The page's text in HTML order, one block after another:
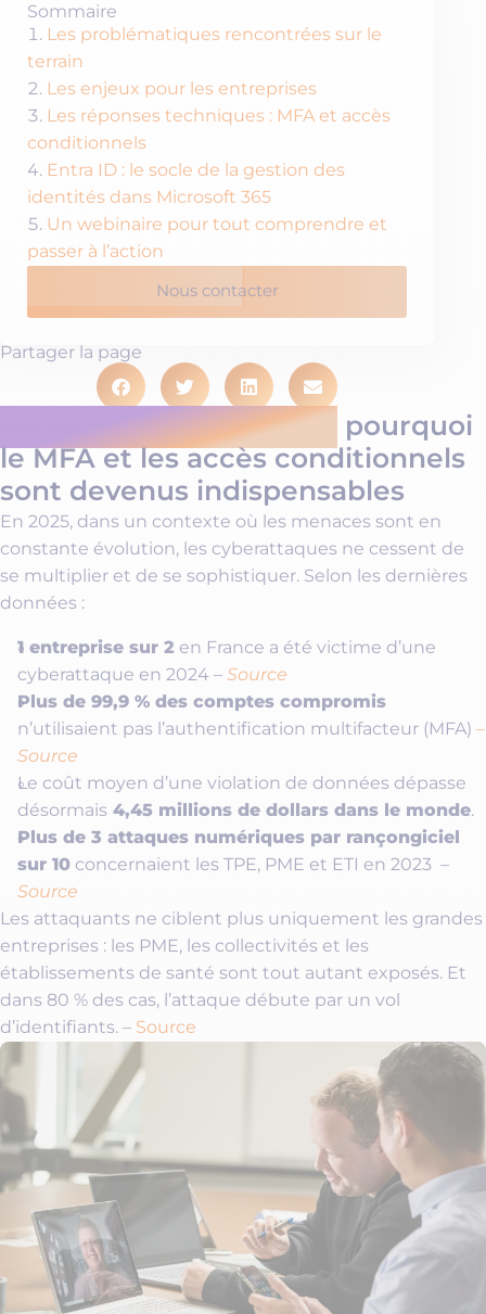
Sommaire
Les problématiques rencontrées sur le
terrain
Les enjeux pour les entreprises
Les réponses techniques : MFA et accès
conditionnels
Entra ID : le socle de la gestion des
identités dans Microsoft 365
Un webinaire pour tout comprendre et
passer à l’action
Nous contacter
Partager la page
Protéger Microsoft 365 : pourquoi
le MFA et les accès conditionnels
sont devenus indispensables
En 2025, dans un contexte où les menaces sont en
constante évolution, les cyberattaques ne cessent de
se multiplier et de se sophistiquer. Selon les dernières
données :
1 entreprise sur 2 en France a été victime d’une
cyberattaque en 2024 –Source
Plus de 99,9 % des comptes compromis
n’utilisaient pas l’authentification multifacteur (MFA) –
Source
Le coût moyen d’une violation de données dépasse
désormais 4,45 millions de dollars dans le monde.
Plus de 3 attaques numériques par rançongiciel
sur 10 concernaient les TPE, PME et ETI en 2023 –
Source
Les attaquants ne ciblent plus uniquement les grandes
entreprises : les PME, les collectivités et les
établissements de santé sont tout autant exposés. Et
dans 80 % des cas, l’attaque débute par un vol
d’identifiants. – Source